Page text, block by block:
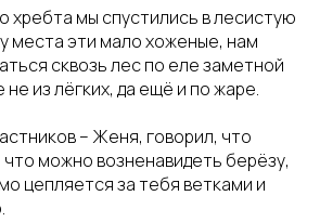
хребта мы спустились в лесистую
места эти мало хоженые, нам
сквозь лес по еле заметной
из лёгких, да ещё и по жаре.
– Женя, говорил, что
что можно возненавидеть берёзу,
цепляется за тебя ветками и